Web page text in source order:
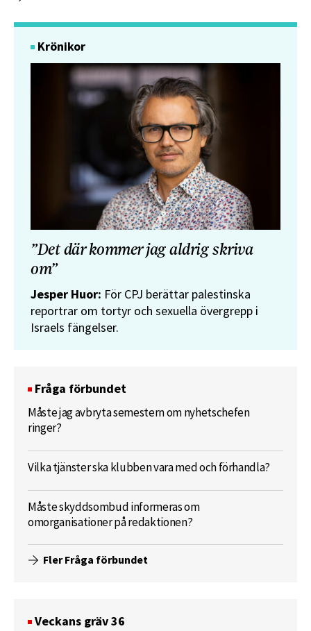
Krönikor
”Det där kommer jag aldrig skriva
om”
Jesper Huor: För CPJ berättar palestinska
reportrar om tortyr och sexuella övergrepp i
Israels fängelser.
Fråga förbundet
Måste jag avbryta semestern om nyhetschefen
ringer?
Vilka tjänster ska klubben vara med och förhandla?
Måste skyddsombud informeras om
omorganisationer på redaktionen?
Fler Fråga förbundet
Veckans gräv 36